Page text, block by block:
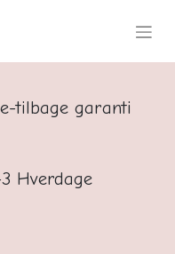
tilbage garanti
Hverdage